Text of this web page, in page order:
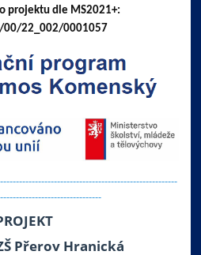
projektu dle MS2021+:
00/22_002/0001057
Přerov Hranická